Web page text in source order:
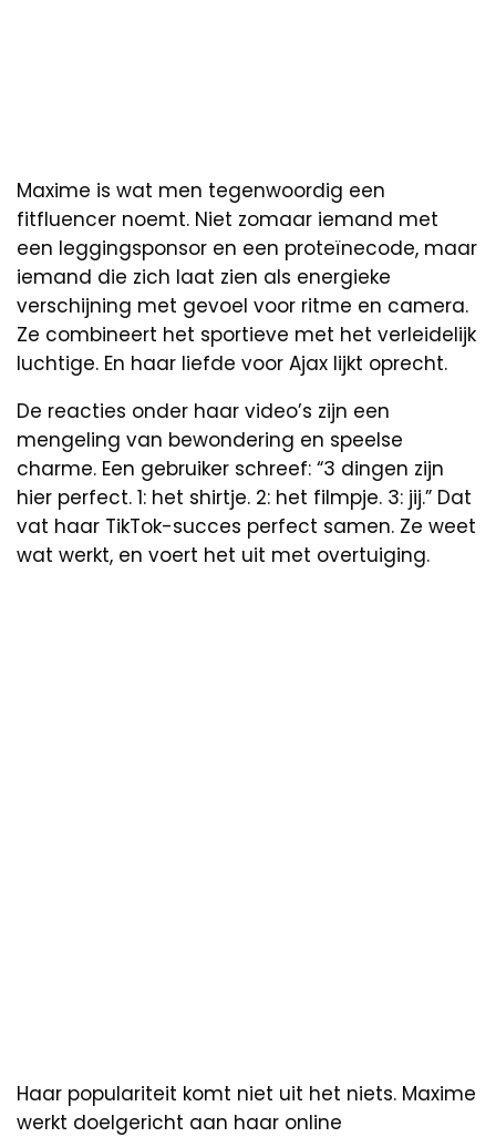
Maxime is wat men tegenwoordig een
fitfluencer noemt. Niet zomaar iemand met
een leggingsponsor en een proteïnecode, maar
iemand die zich laat zien als energieke
verschijning met gevoel voor ritme en camera.
Ze combineert het sportieve met het verleidelijk
luchtige. En haar liefde voor Ajax lijkt oprecht.
De reacties onder haar video’s zijn een
mengeling van bewondering en speelse
charme. Een gebruiker schreef: “3 dingen zijn
hier perfect. 1: het shirtje. 2: het filmpje. 3: jij.” Dat
vat haar TikTok-succes perfect samen. Ze weet
wat werkt, en voert het uit met overtuiging.
Haar populariteit komt niet uit het niets. Maxime
werkt doelgericht aan haar online